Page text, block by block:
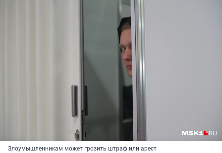
Злоумышленникам может грозить штраф или арест